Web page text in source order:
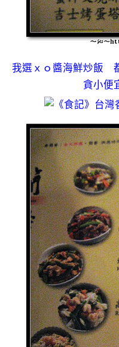
我選ｘｏ醬海鮮炒飯
貪小便